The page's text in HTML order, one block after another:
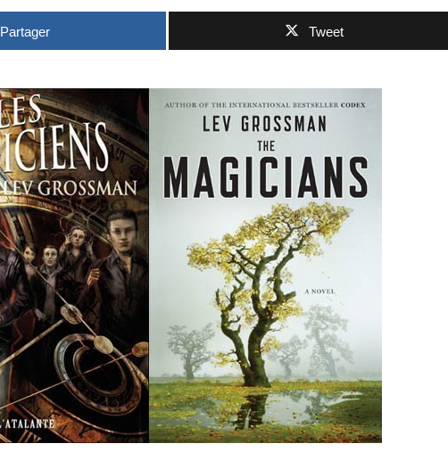
Partager Tweet